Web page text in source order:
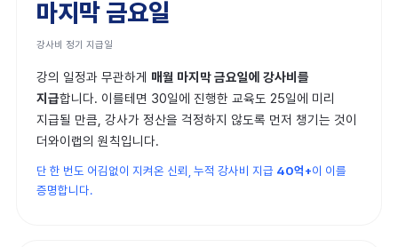
마지막 금요일
강사비 정기 지급일
강의 일정과 무관하게 매월 마지막 금요일에 강사비를
지급합니다. 이를테면 30일에 진행한 교육도 25일에 미리
지급될 만큼, 강사가 정산을 걱정하지 않도록 먼저 챙기는 것이
더와이랩의 원칙입니다.
단 한 번도 어김없이 지켜온 신뢰, 누적 강사비 지급 40억+이 이를
증명합니다.